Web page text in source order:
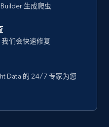
生成爬虫
们会快速修复
Data 的 24/7 专家为您